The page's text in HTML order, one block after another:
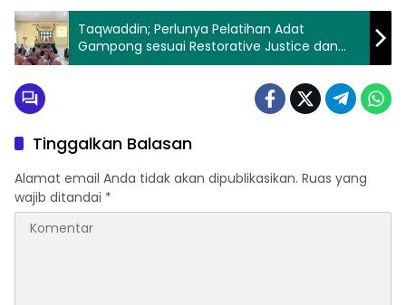
Taqwaddin; Perlunya Pelatihan Adat
Gampong sesuai Restorative Justice dan
KUHP Nasional
Tinggalkan Balasan
Alamat email Anda tidak akan dipublikasikan. Ruas yang
wajib ditandai *